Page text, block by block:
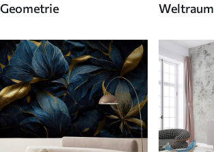
Geometrie Weltraum